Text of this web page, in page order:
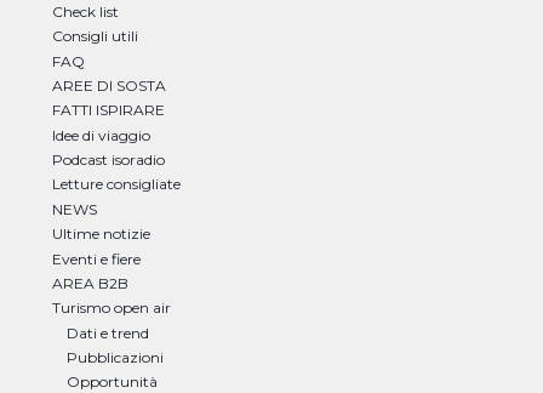
Check list
Consigli utili
FAQ
AREE DI SOSTA
FATTI ISPIRARE
Idee di viaggio
Podcast isoradio
Letture consigliate
NEWS
Ultime notizie
Eventi e fiere
AREA B2B
Turismo open air
Dati e trend
Pubblicazioni
Opportunità